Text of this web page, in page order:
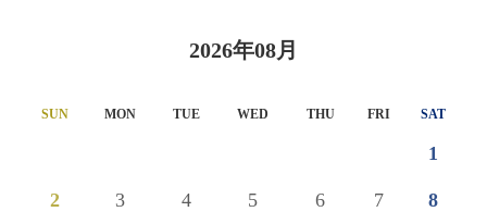
2026年08月
SUN MON TUE WED THU FRI SAT
1
2
3 4 5 6 7
8